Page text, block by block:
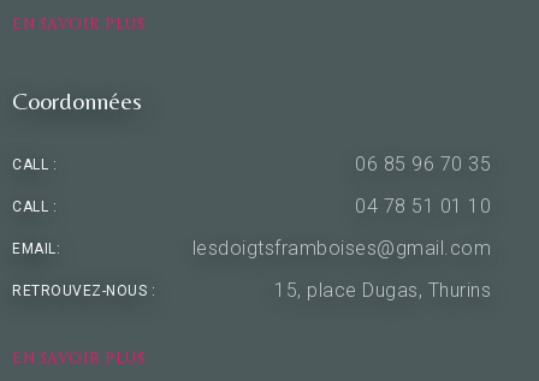
EN SAVOIR PLUS
Coordonnées
CALL : 06 85 96 70 35
CALL : 04 78 51 01 10
EMAIL: lesdoigtsframboises@gmail.com
RETROUVEZ-NOUS : 15, place Dugas, Thurins
EN SAVOIR PLUS